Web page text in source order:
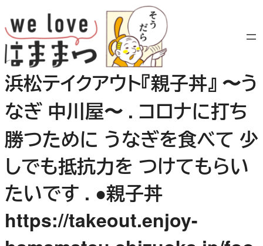
容
を
ス
キ
ッ
プ
浜松テイクアウト『親子丼』 〜う
なぎ 中川屋〜 . コロナに打ち
勝つために うなぎを食べて 少
しでも抵抗力を つけてもらい
たいです . ●親子丼
https://takeout.enjoy-